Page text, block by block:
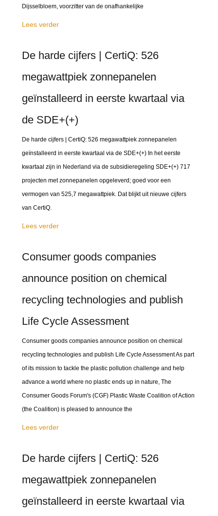
Dijsselbloem, voorzitter van de onafhankelijke
Lees verder
De harde cijfers | CertiQ: 526
megawattpiek zonnepanelen
geïnstalleerd in eerste kwartaal via
de SDE+(+)
De harde cijfers | CertiQ: 526 megawattpiek zonnepanelen
geïnstalleerd in eerste kwartaal via de SDE+(+) In het eerste
kwartaal zijn in Nederland via de subsidieregeling SDE+(+) 717
projecten met zonnepanelen opgeleverd; goed voor een
vermogen van 525,7 megawattpiek. Dat blijkt uit nieuwe cijfers
van CertiQ.
Lees verder
Consumer goods companies
announce position on chemical
recycling technologies and publish
Life Cycle Assessment
Consumer goods companies announce position on chemical
recycling technologies and publish Life Cycle Assessment As part
of its mission to tackle the plastic pollution challenge and help
advance a world where no plastic ends up in nature, The
Consumer Goods Forum's (CGF) Plastic Waste Coalition of Action
(the Coalition) is pleased to announce the
Lees verder
De harde cijfers | CertiQ: 526
megawattpiek zonnepanelen
geïnstalleerd in eerste kwartaal via